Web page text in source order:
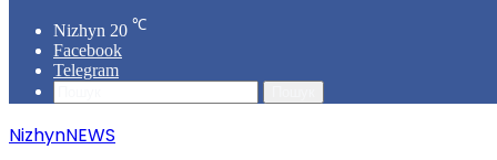
Nizhyn 20 ℃
Facebook
Telegram
NizhynNEWS